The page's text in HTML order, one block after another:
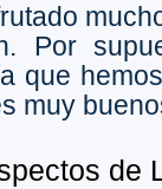
Por
que
muy
de